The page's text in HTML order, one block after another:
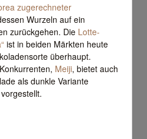
zugerechneter
Wurzeln auf ein
zurückgehen. Die Lotte-
ist in beiden Märkten heute
überhaupt.
Meiji, bietet auch
als dunkle Variante